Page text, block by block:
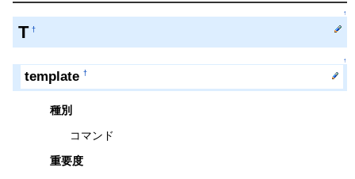
↑
T †
↑
template †
種別
コマンド
重要度